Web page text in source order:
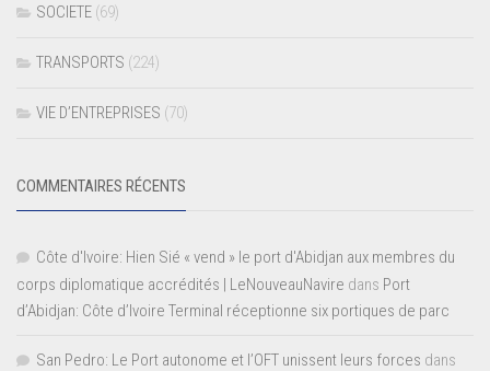
SOCIETE (69)
TRANSPORTS (224)
VIE D’ENTREPRISES (70)
COMMENTAIRES RÉCENTS
Côte d'Ivoire: Hien Sié « vend » le port d'Abidjan aux membres du
corps diplomatique accrédités | LeNouveauNavire dans Port
d’Abidjan: Côte d’Ivoire Terminal réceptionne six portiques de parc
San Pedro: Le Port autonome et l’OFT unissent leurs forces dans